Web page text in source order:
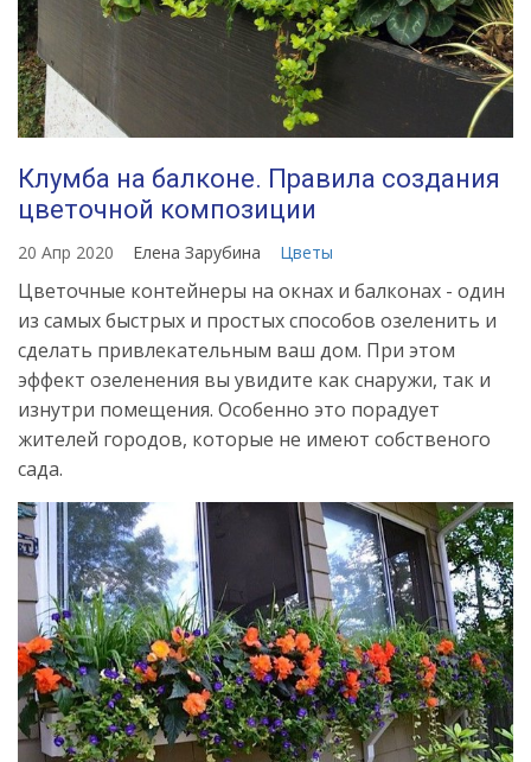
Клумба на балконе. Правила создания
цветочной композиции
20 Апр 2020 Елена Зарубина Цветы
Цветочные контейнеры на окнах и балконах - один
из самых быстрых и простых способов озеленить и
сделать привлекательным ваш дом. При этом
эффект озеленения вы увидите как снаружи, так и
изнутри помещения. Особенно это порадует
жителей городов, которые не имеют собственого
сада.